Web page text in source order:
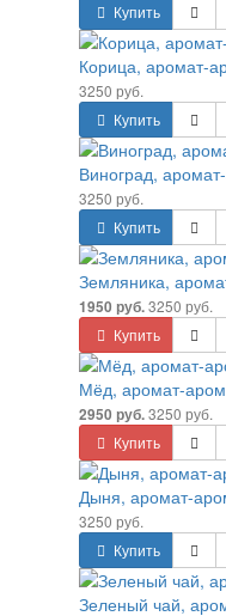
Купить
Корица, аромат-
3250 руб.
Купить
Виноград,
3250 руб.
Купить
Земляника,
1950 руб. 3250 руб.
Купить
Мёд, аромат-
2950 руб. 3250 руб.
Купить
Дыня, аромат-
3250 руб.
Купить
Зеленый чай,